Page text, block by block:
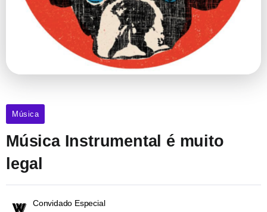
Música
Música Instrumental é muito
legal
Convidado Especial